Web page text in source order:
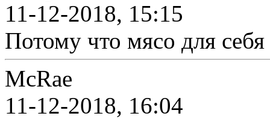
11-12-2018, 15:15
Потому что мясо для
McRae
11-12-2018, 16:04